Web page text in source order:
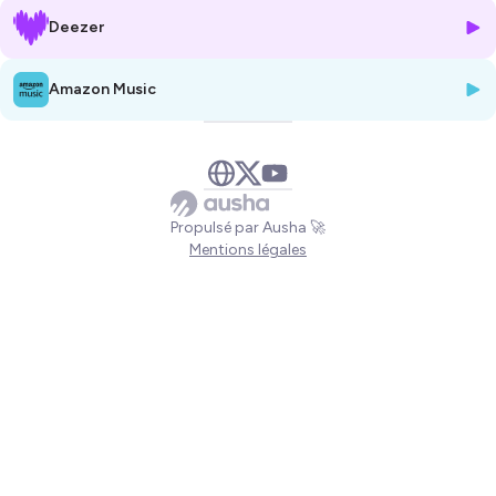
le pouvoir politique découvre que ses lois n'ont pas été prévues pour
une telle révolution...
Ou bien en encourager la commercialisation et changer toutes les lois
afin d'intégrer le témoignage des morts, des héritages non réglés
Sous couvert de roman mi-policier, mi-surnaturel, Farmer examine
dans ce roman les conséquences d'une telle découverte sur notre
société. Un livre totalement fascinant et impossible à oublier.
Entretien avec Pierre Jovanovic
Deezer
Amazon Music
Propulsé par Ausha 🚀
Mentions légales